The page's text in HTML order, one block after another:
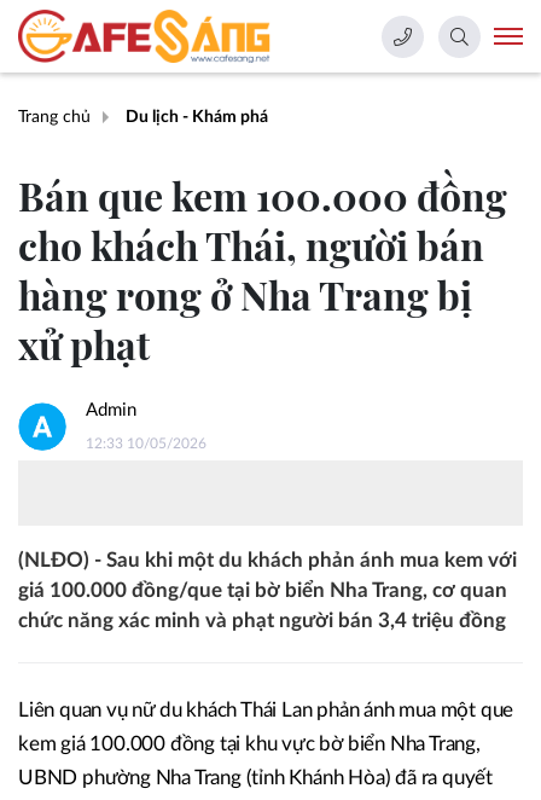
Trang chủ Du lịch - Khám phá
Bán que kem 100.000 đồng
cho khách Thái, người bán
hàng rong ở Nha Trang bị
xử phạt
Admin
12:33 10/05/2026
(NLĐO) - Sau khi một du khách phản ánh mua kem với
giá 100.000 đồng/que tại bờ biển Nha Trang, cơ quan
chức năng xác minh và phạt người bán 3,4 triệu đồng
Liên quan vụ nữ du khách Thái Lan phản ánh mua một que
kem giá 100.000 đồng tại khu vực bờ biển Nha Trang,
UBND phường Nha Trang (tỉnh Khánh Hòa) đã ra quyết